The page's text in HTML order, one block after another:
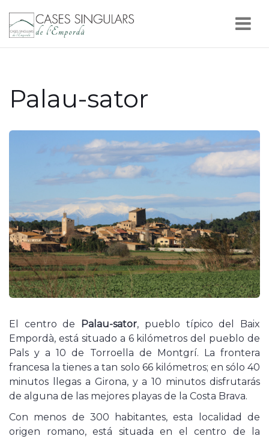
Palau-sator
El centro de Palau-sator, pueblo típico del Baix
Empordà, está situado a 6 kilómetros del pueblo de
Pals y a 10 de Torroella de Montgrí. La frontera
francesa la tienes a tan solo 66 kilómetros; en sólo 40
minutos llegas a Girona, y a 10 minutos disfrutarás
de alguna de las mejores playas de la Costa Brava.
Con menos de 300 habitantes, esta localidad de
origen romano, está situada en el centro de la